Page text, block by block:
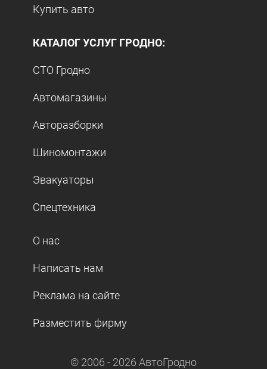
Купить авто
КАТАЛОГ УСЛУГ ГРОДНО:
СТО Гродно
Автомагазины
Авторазборки
Шиномонтажи
Эвакуаторы
Спецтехника
О нас
Написать нам
Реклама на сайте
Разместить фирму
© 2006 - 2026 АвтоГродно